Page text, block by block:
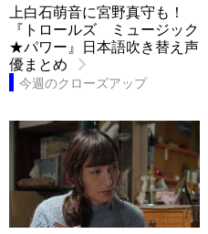
上白石萌音に宮野真守も！
『トロールズ ミュージック
★パワー』日本語吹き替え声
優まとめ
今週のクローズアップ